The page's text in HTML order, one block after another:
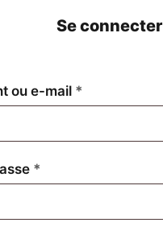
Se connecter
ou e-mail *
*